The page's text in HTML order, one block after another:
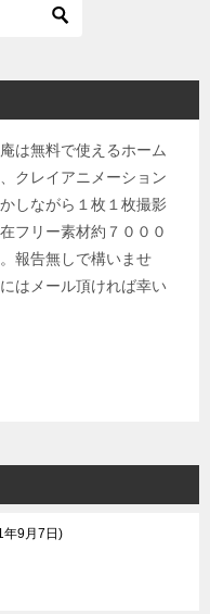
は無料で使えるホーム
クレイアニメーション
しながら１枚１枚撮影
フリー素材約７０００
報告無しで構いませ
はメール頂ければ幸い
9月7日